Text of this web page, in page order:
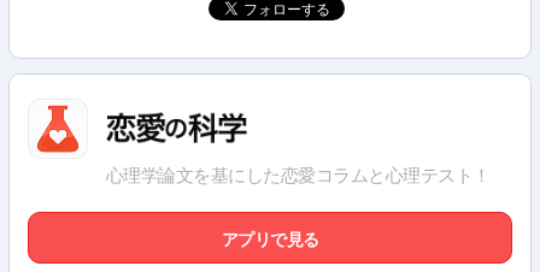
心理学論文を基にした恋愛コラムと心理テスト！
アプリで見る